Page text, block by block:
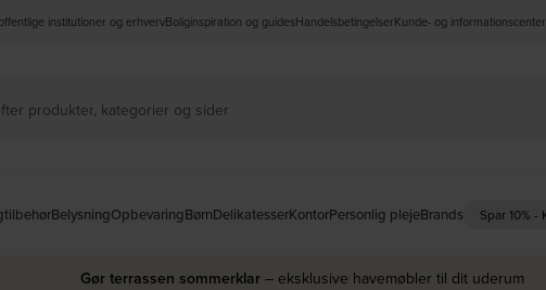
institutioner og erhvervBoliginspiration og guidesHandelsbetingelserKunde- og informationscenter
BelysningOpbevaringBørnDelikatesserKontorPersonlig plejeBrands Spar 10%
Gør terrassen sommerklar – eksklusive havemøbler til dit uderum